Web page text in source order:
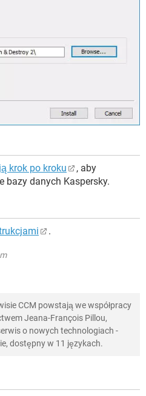
krok po kroku
, aby
bazy danych Kaspersky.
.
CCM powstają we współpracy
Jeana-François Pillou,
o nowych technologiach -
dostępny w 11 językach.